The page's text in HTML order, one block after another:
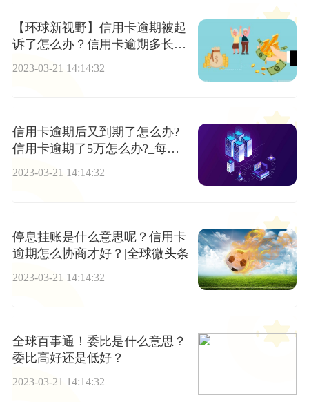
【环球新视野】信用卡逾期被起
诉了怎么办？信用卡逾期多长时
2023-03-21 14:14:32
信用卡逾期后又到期了怎么办?
信用卡逾期了5万怎么办?_每日
信息
2023-03-21 14:14:32
停息挂账是什么意思呢？信用卡
逾期怎么协商才好？|全球微头条
2023-03-21 14:14:32
全球百事通！委比是什么意思？
委比高好还是低好？
2023-03-21 14:14:32